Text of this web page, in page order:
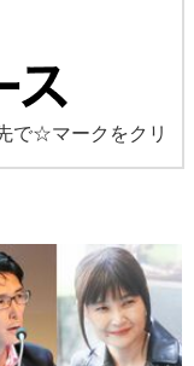
で☆マークをクリ